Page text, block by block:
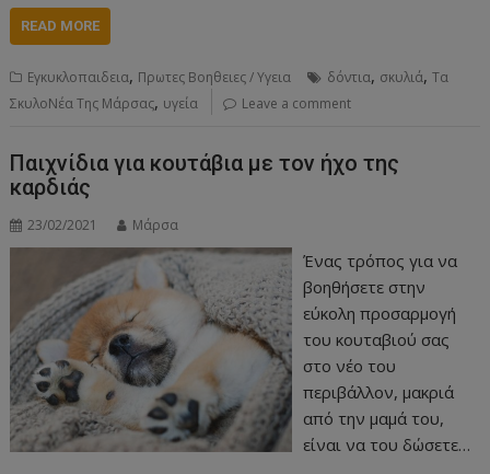
READ MORE
Εγκυκλοπαιδεια, Πρωτες Βοηθειες / Υγεια δόντια, σκυλιά,Τα
ΣκυλοΝέα Της Μάρσας, υγεία Leave a comment
Παιχνίδια για κουτάβια με τον ήχο της
καρδιάς
23/02/2021 Μάρσα
Ένας τρόπος για να
βοηθήσετε στην
εύκολη προσαρμογή
του κουταβιού σας
στο νέο του
περιβάλλον, μακριά
από την μαμά του,
είναι να του δώσετε…